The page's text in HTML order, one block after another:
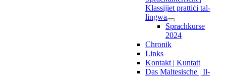
Klassijiet prattiċi tal-
lingwa
Sprachkurse
2024
Chronik
Links
Kontakt | Kuntatt
Das Maltesische | Il-